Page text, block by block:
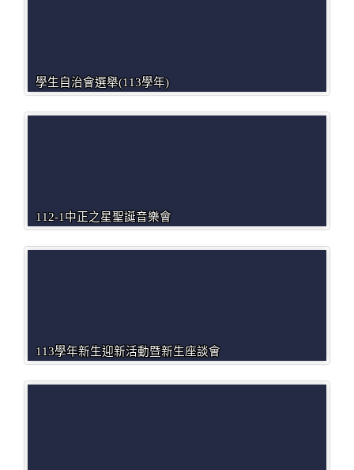
學生自治會選舉(113學年)
112-1中正之星聖誕音樂會
113學年新生迎新活動暨新生座談會